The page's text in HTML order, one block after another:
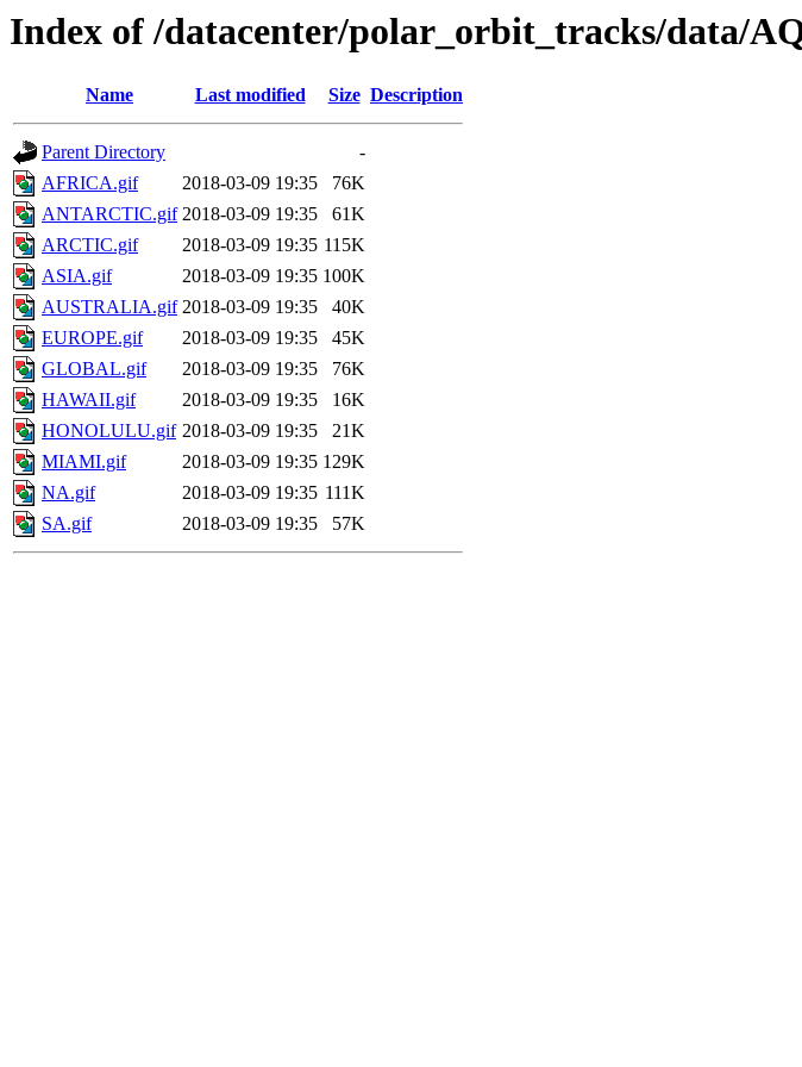
Index of /datacenter/polar_orbit_tracks/data/
Name Last modified Size Description
Parent Directory
-
AFRICA.gif
2018-03-09 19:35
76K
ANTARCTIC.gif 2018-03-09 19:35
61K
ARCTIC.gif
2018-03-09 19:35 115K
ASIA.gif
2018-03-09 19:35 100K
AUSTRALIA.gif 2018-03-09 19:35
40K
EUROPE.gif
2018-03-09 19:35
45K
GLOBAL.gif
2018-03-09 19:35
76K
HAWAII.gif
2018-03-09 19:35
16K
HONOLULU.gif 2018-03-09 19:35
21K
MIAMI.gif
2018-03-09 19:35 129K
NA.gif
2018-03-09 19:35 111K
SA.gif
2018-03-09 19:35 57K